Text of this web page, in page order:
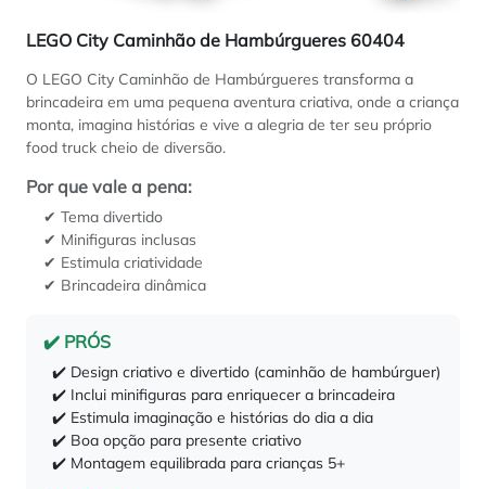
LEGO City Caminhão de Hambúrgueres 60404
O LEGO City Caminhão de Hambúrgueres transforma a
brincadeira em uma pequena aventura criativa, onde a criança
monta, imagina histórias e vive a alegria de ter seu próprio
food truck cheio de diversão.
Por que vale a pena:
✔ Tema divertido
✔ Minifiguras inclusas
✔ Estimula criatividade
✔ Brincadeira dinâmica
✔️ PRÓS
✔️ Design criativo e divertido (caminhão de hambúrguer)
✔️ Inclui minifiguras para enriquecer a brincadeira
✔️ Estimula imaginação e histórias do dia a dia
✔️ Boa opção para presente criativo
✔️ Montagem equilibrada para crianças 5+